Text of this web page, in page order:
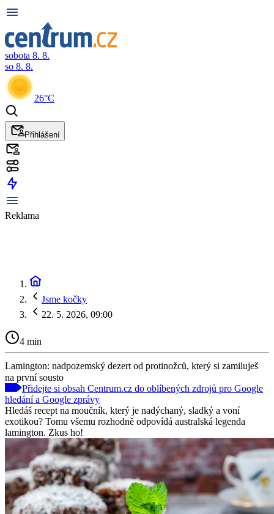
sobota 8. 8.
so 8. 8.
26°C
Přihlášení
Reklama
Jsme kočky
22. 5. 2026, 09:00
4 min
Lamington: nadpozemský dezert od protinožců, který si zamiluješ
na první sousto
Přidejte si obsah Centrum.cz do oblíbených zdrojů pro Google
hledání a Google zprávy
Hledáš recept na moučník, který je nadýchaný, sladký a voní
exotikou? Tomu všemu rozhodně odpovídá australská legenda
lamington. Zkus ho!